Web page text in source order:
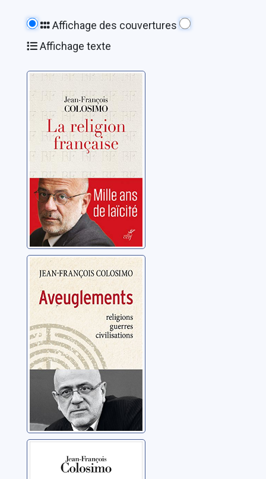
Affichage des couvertures
Affichage texte
La religion
française
Colosimo, Jean-
François
Aveuglements:
religions,
guerres,
civilisations
Colosimo, Jean-
François
l’Ukraine